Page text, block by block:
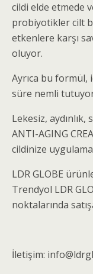
cildi elde etmede
probiyotikler cilt
etkenlere karşı
oluyor.
Ayrıca bu formül,
süre nemli
Lekesiz, aydınlık,
ANTI-AGING
cildinize
LDR GLOBE
Trendyol LDR
noktalarında
İletişim: